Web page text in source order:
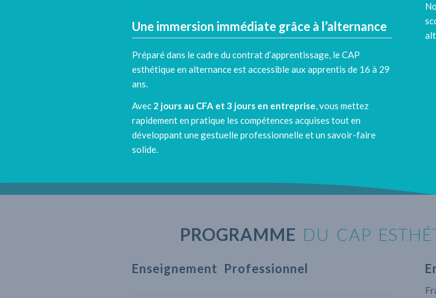
Une immersion immédiate grâce à l’alternance
Préparé dans le cadre du contrat d’apprentissage, le CAP
esthétique en alternance est accessible aux apprentis de 16 à 29
ans.
Avec 2 jours au CFA et 3 jours en entreprise, vous mettez
rapidement en pratique les compétences acquises tout en
développant une gestuelle professionnelle et un savoir-faire
solide.
PROGRAMME DU CAP
Enseignement Professionnel